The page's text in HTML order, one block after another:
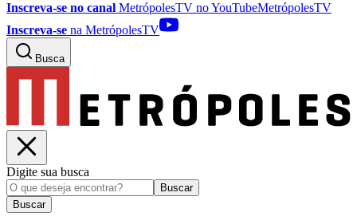
Inscreva-se no canal MetrópolesTV noYouTubeMetrópolesTV
Inscreva-se na MetrópolesTV
Busca
Digite sua busca
Buscar
Buscar